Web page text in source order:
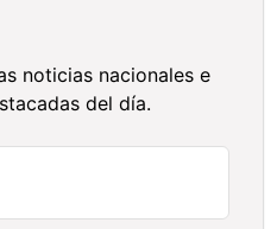
noticias nacionales e
del día.